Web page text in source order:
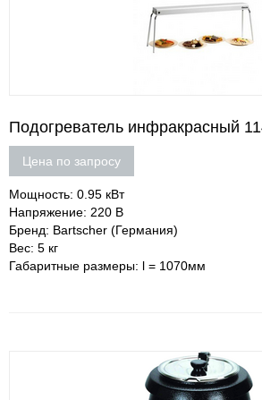
Подогреватель инфракрасный
Цена по запросу
Мощность: 0.95 кВт
Напряжение: 220 В
Бренд: Bartscher (Германия)
Вес: 5 кг
Габаритные размеры: l = 1070мм